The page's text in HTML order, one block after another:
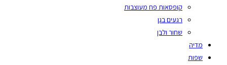
קופסאות פח מעוצבות
רגעים בגן
שחור ולבן
מדיה
שפות